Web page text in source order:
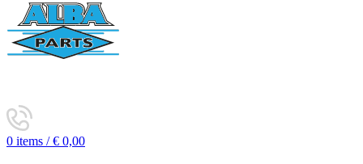
0 items / € 0,00